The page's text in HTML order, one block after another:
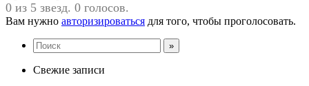
0 из 5 звезд. 0 голосов.
Вам нужно авторизироваться для того, чтобы проголосовать.
Свежие записи